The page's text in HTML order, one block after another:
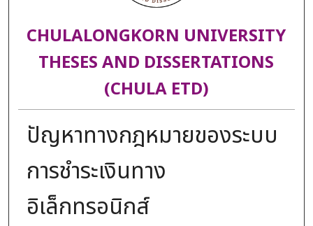
CHULALONGKORN UNIVERSITY
THESES AND DISSERTATIONS
(CHULA ETD)
ปัญหาทางกฎหมายของระบบ
การชำระเงินทาง
อิเล็กทรอนิกส์